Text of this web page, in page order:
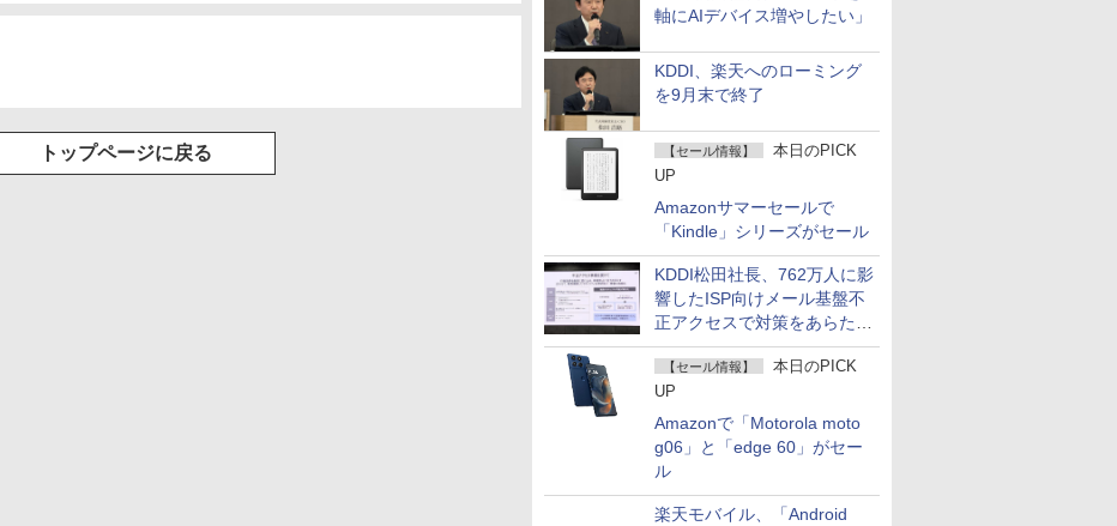
軸にAIデバイス増やしたい」
KDDI、楽天へのローミング
を9月末で終了
【セール情報】
本日のPICK
UP
Amazonサマーセールで
「Kindle」シリーズがセール
KDDI松田社長、762万人に影
響したISP向けメール基盤不
正アクセスで対策をあらため
て説明
【セール情報】
本日のPICK
UP
Amazonで「Motorola moto
g06」と「edge 60」がセー
ル
楽天モバイル、「Android
トップページに戻る